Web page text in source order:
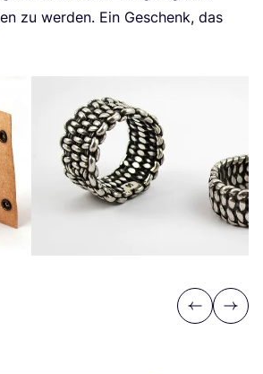
zu wer­den. Ein Geschenk, das
Previous
Next